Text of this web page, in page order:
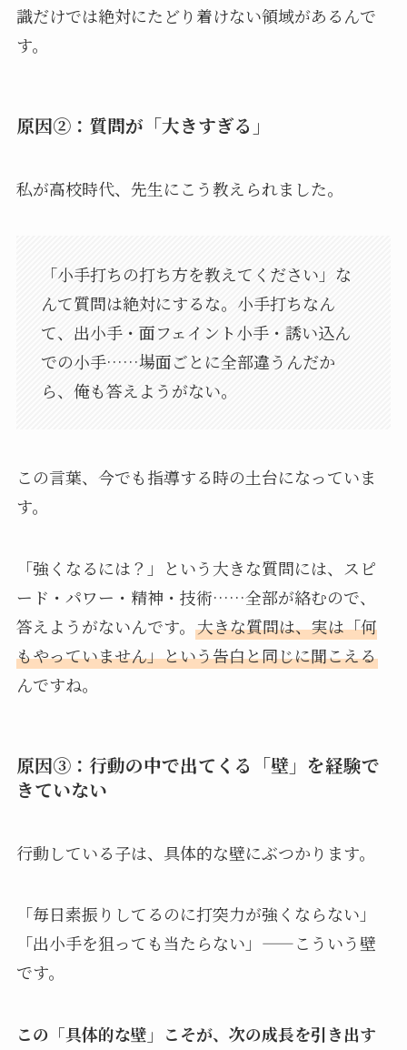
識だけでは絶対にたどり着けない領域があるんで
す。
原因②：質問が「大きすぎる」
私が高校時代、先生にこう教えられました。
「小手打ちの打ち方を教えてください」な
んて質問は絶対にするな。小手打ちなん
て、出小手・面フェイント小手・誘い込ん
での小手……場面ごとに全部違うんだか
ら、俺も答えようがない。
この言葉、今でも指導する時の土台になっていま
す。
「強くなるには？」という大きな質問には、スピ
ード・パワー・精神・技術……全部が絡むので、
答えようがないんです。 大きな質問は、実は「何
もやっていません」という告白と同じに聞こえる
んですね。
原因③：行動の中で出てくる「壁」を経験で
きていない
行動している子は、具体的な壁にぶつかります。
「毎日素振りしてるのに打突力が強くならない」
「出小手を狙っても当たらない」——こういう壁
です。
この「具体的な壁」こそが、次の成長を引き出す